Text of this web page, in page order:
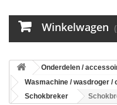
Winkelwagen
Onderdelen /
Wasmachine / wasdroger
Schokbreker